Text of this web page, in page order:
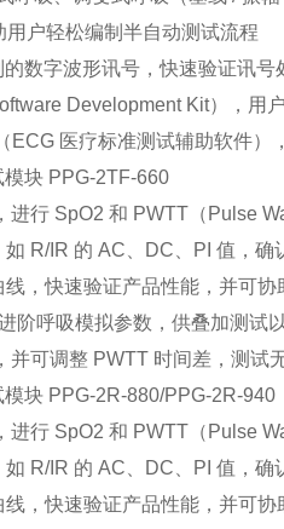
户轻松编制半自动测试流程
数字波形讯号，快速验证讯号
Development Kit），用
ECG 医疗标准测试辅助软件
块 PPG-2TF-660
进行 SpO2 和 PWTT（Pulse
R/IR 的 AC、DC、PI 值，确
，快速验证产品性能，并可
阶呼吸模拟参数，供叠加测试
并可调整 PWTT 时间差，测试
块 PPG-2R-880/PPG-2R-940
进行 SpO2 和 PWTT（Pulse
R/IR 的 AC、DC、PI 值，确
，快速验证产品性能，并可